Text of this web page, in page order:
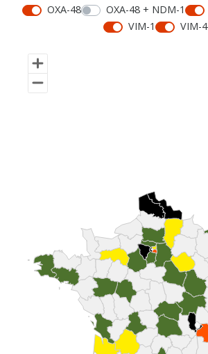
OXA-48
OXA-48 + NDM-1
VIM-1
VIM-4